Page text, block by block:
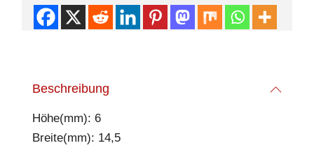
Beschreibung
Höhe(mm): 6
Breite(mm): 14,5